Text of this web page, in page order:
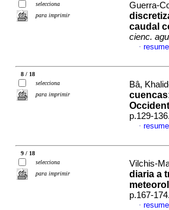
selecciona
para imprimir
Guerra-
caudal
cienc.
·
8 / 18
selecciona
para imprimir
Bâ,
cuencas
p.129-
·
9 / 18
selecciona
para imprimir
Vilchis-
diaria a
p.167-
·